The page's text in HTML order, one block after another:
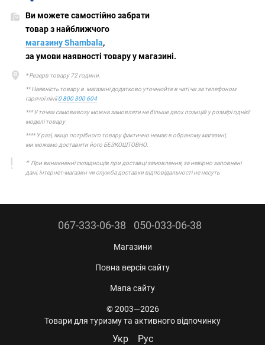
Ви можете самостійно забрати
товар з найближчого
магазину Shambala,
за умови наявності товару у магазині.
* Резерв товару 72 години.
** Наявність товару в магазині додатково уточнюйте в чаті чи за телефоном
гарячої лінії0 800 300 604
*** У точки самовивозу можна замовляти не більше двох позицій у розмірі однієї
моделі товару
**** У разі, якщо потрібного товару фактично немає в обраному магазині,
ми можемо доставити його БЕЗКОШТОВНО.
*При виникненні складнощів при доставці замовлення, за невірно заповнені
дані, інтернет-магазин чи служба доставки відповідальності не несуть
067-333-06-38 050-033-06-38
Магазини
Повна версія сайту
Мапа сайту
© 2003—2026
Товари для туризму та активного відпочинку
Укр Рус